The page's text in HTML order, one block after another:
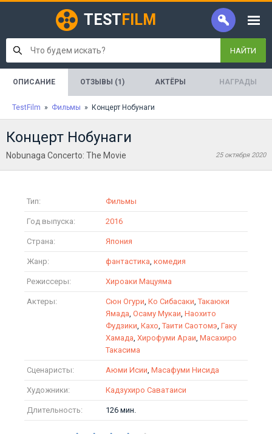
TEST FILM
НАЙТИ
ОПИСАНИЕ ОТЗЫВЫ (1) АКТЁРЫ НАГРАДЫ
TestFilm » Фильмы » Концерт Нобунаги
Концерт Нобунаги
Nobunaga Concerto: The Movie 25 октября 2020
Тип: Фильмы
Год выпуска: 2016
Страна: Япония
Жанр: фантастика, комедия
Режиссеры: Хироаки Мацуяма
Актеры: Сюн Огури, Ко Сибасаки,Такаюки
Ямада, Осаму Мукаи, Наохито
Фудзики, Кахо,Таити Саотомэ, Гаку
Хамада, Хирофуми Араи, Масахиро
Такасима
Сценаристы: Аюми Исии, Масафуми Нисида
Художники: Кадзухиро Саватаиси
Длительность: 126 мин.